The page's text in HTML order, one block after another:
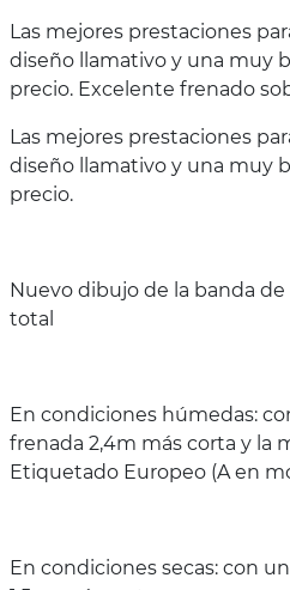
Las mejores prestaciones
diseño llamativo y una muy
precio. Excelente frenado
Las mejores prestaciones
diseño llamativo y una muy
precio.
Nuevo dibujo de la banda
total
En condiciones húmedas:
frenada 2,4m más corta y la
Etiquetado Europeo (A en
En condiciones secas: con